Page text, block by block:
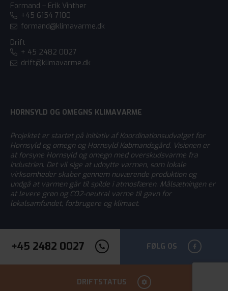
Formand – Erik Vinther
+45 6154 7100
formand@klimavarme.dk
Drift
+ 45 2482 0027
drift@klimavarme.dk
HORNSYLD OG OMEGNS KLIMAVARME
Projektet er startet på initiativ af Koordinationsudvalget for
Hornsyld og omegn og Hornsyld Købmandsgård. Visionen er
at forsyne Hornsyld og omegn med overskudsvarme fra
industrien. Det vil sige at udnytte varmen, som lokale
virksomheder skaber gennem nuværende produktion og
undgå at varmen går til spilde i atmosfæren. Målsætningen er
at levere grøn og CO2-neutral varme til gavn for
lokalsamfundet, forbrugere og klimaet.
+45 2482 0027 FØLG OS
DRIFTSTATUS